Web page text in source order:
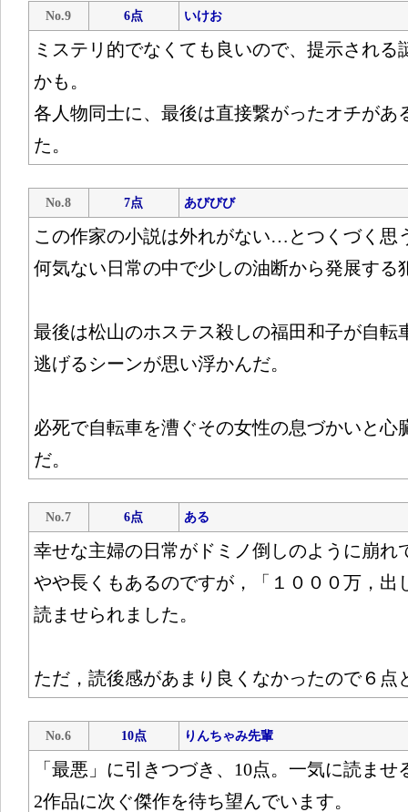
No.9 6点 いけお
ミステリ的でなくても良いので、提示される
かも。
各人物同士に、最後は直接繋がったオチがあ
た。
No.8 7点 あびびび
この作家の小説は外れがない…とつくづく思
何気ない日常の中で少しの油断から発展する
最後は松山のホステス殺しの福田和子が自転
逃げるシーンが思い浮かんだ。
必死で自転車を漕ぐその女性の息づかいと心
だ。
No.7 6点 ある
幸せな主婦の日常がドミノ倒しのように崩れ
やや長くもあるのですが，「１０００万，出
読ませられました。
ただ，読後感があまり良くなかったので６点
No.6 10点 りんちゃみ先輩
「最悪」に引きつづき、10点。一気に読ま
2作品に次ぐ傑作を待ち望んでいます。